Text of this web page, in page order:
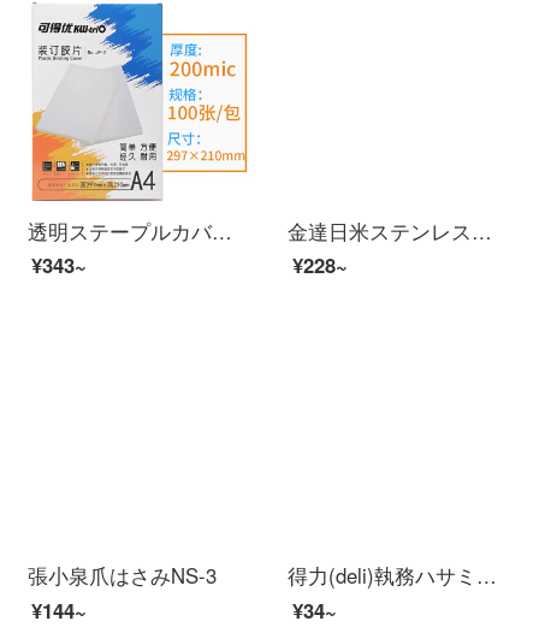
透明ステープルカバー/櫛式ステープルフィルム/プラスチックカバーカバーカバーカバーカバーA 4透明フィルム研磨砂プラスチックカバー透明厚さ0.2 mm-100枚/バッグA 4
¥343~
金達日米ステンレスの家庭用強いはさみ、厚い裁縫、オフィス用のはさみです。
¥228~
張小泉爪はさみNS-3
¥144~
得力(deli)執務ハサミ手作りハサミ学生ハサミ色ランダム1本0603黒
¥34~